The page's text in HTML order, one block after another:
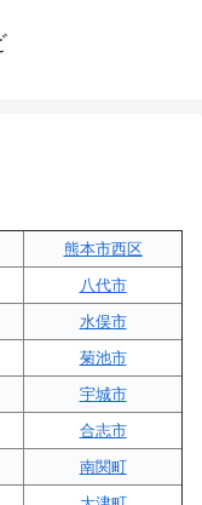
熊本市西区
八代市
水俣市
菊池市
宇城市
合志市
南関町